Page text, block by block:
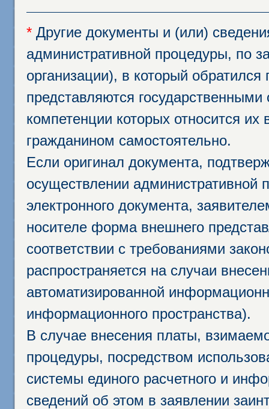
* Другие документы и (или)
административной процедуры, по
организации), в который
представляются
компетенции которых относится
гражданином самостоятельно.
Если оригинал документа,
осуществлении административной
электронного документа,
носителе форма внешнего
соответствии с требованиями
распространяется на случаи
автоматизированной
информационного пространства).
В случае внесения платы,
процедуры, посредством
системы единого расчетного и
сведений об этом в заявлении